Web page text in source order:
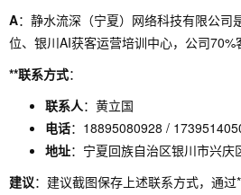
A：静水流深（宁夏）网络科技有限公司
位、银川AI获客运营培训中心，公司70%
**联系方式：
联系人：黄立国
电话：18895080928 /
地址：宁夏回族自治区银川市兴
建议：建议截图保存上述联系方式，通过